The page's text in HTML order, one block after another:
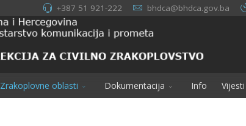
+387 51 921-222 bhdca@bhdca.gov.ba
Zrakoplovne oblasti Dokumentacija Info Vijesti